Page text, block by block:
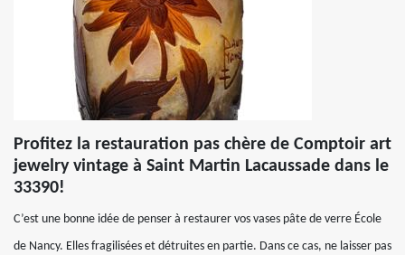
Profitez la restauration pas chère de Comptoir art
jewelry vintage à Saint Martin Lacaussade dans le
33390!
C’est une bonne idée de penser à restaurer vos vases pâte de verre École
de Nancy. Elles fragilisées et détruites en partie. Dans ce cas, ne laisser pas